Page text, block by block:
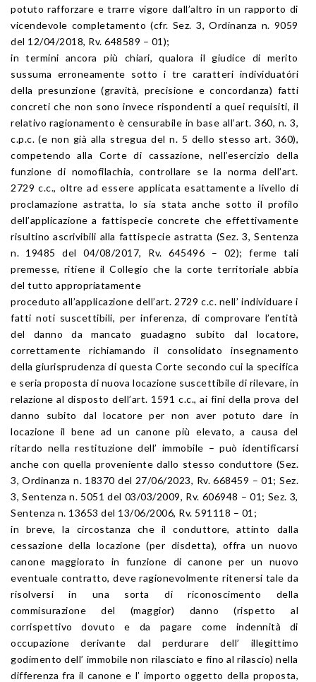
potuto rafforzare e trarre vigore dall’altro in un rapporto di
vicendevole completamento (cfr. Sez. 3, Ordinanza n. 9059
del 12/04/2018, Rv. 648589 – 01);
in termini ancora più chiari, qualora il giudice di merito
sussuma erroneamente sotto i tre caratteri individuatóri
della presunzione (gravità, precisione e concordanza) fatti
concreti che non sono invece rispondenti a quei requisiti, il
relativo ragionamento è censurabile in base all’art. 360, n. 3,
c.p.c. (e non già alla stregua del n. 5 dello stesso art. 360),
competendo alla Corte di cassazione, nell’esercizio della
funzione di nomofilachia, controllare se la norma dell’art.
2729 c.c., oltre ad essere applicata esattamente a livello di
proclamazione astratta, lo sia stata anche sotto il profilo
dell’applicazione a fattispecie concrete che effettivamente
risultino ascrivibili alla fattispecie astratta (Sez. 3, Sentenza
n. 19485 del 04/08/2017, Rv. 645496 – 02); ferme tali
premesse, ritiene il Collegio che la corte territoriale abbia
del tutto appropriatamente
proceduto all’applicazione dell’art. 2729 c.c. nell’ individuare i
fatti noti suscettibili, per inferenza, di comprovare l’entità
del danno da mancato guadagno subito dal locatore,
correttamente richiamando il consolidato insegnamento
della giurisprudenza di questa Corte secondo cui la specifica
e seria proposta di nuova locazione suscettibile di rilevare, in
relazione al disposto dell’art. 1591 c.c., ai fini della prova del
danno subito dal locatore per non aver potuto dare in
locazione il bene ad un canone più elevato, a causa del
ritardo nella restituzione dell’ immobile – può identificarsi
anche con quella proveniente dallo stesso conduttore (Sez.
3, Ordinanza n. 18370 del 27/06/2023, Rv. 668459 – 01; Sez.
3, Sentenza n. 5051 del 03/03/2009, Rv. 606948 – 01; Sez. 3,
Sentenza n. 13653 del 13/06/2006, Rv. 591118 – 01;
in breve, la circostanza che il conduttore, attinto dalla
cessazione della locazione (per disdetta), offra un nuovo
canone maggiorato in funzione di canone per un nuovo
eventuale contratto, deve ragionevolmente ritenersi tale da
risolversi in una sorta di riconoscimento della
commisurazione del (maggior) danno (rispetto al
corrispettivo dovuto e da pagare come indennità di
occupazione derivante dal perdurare dell’ illegittimo
godimento dell’ immobile non rilasciato e fino al rilascio) nella
differenza fra il canone e l’ importo oggetto della proposta,